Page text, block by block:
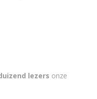
lezers onze